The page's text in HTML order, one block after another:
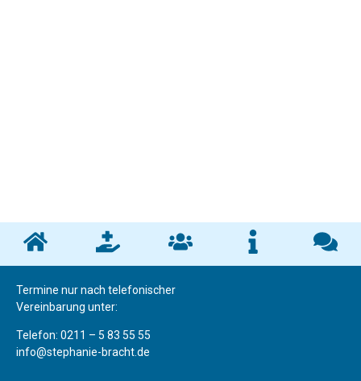
Termine nur nach telefonischer
Vereinbarung unter:
Telefon: 0211 – 5 83 55 55
info@stephanie-bracht.de